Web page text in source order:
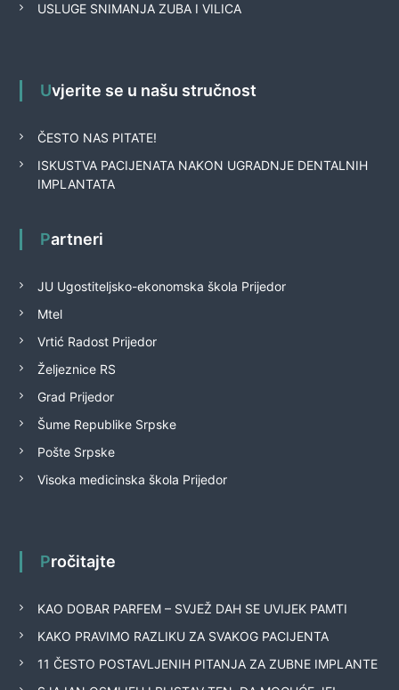
USLUGE SNIMANJA ZUBA I VILICA
Uvjerite se u našu stručnost
ČESTO NAS PITATE!
ISKUSTVA PACIJENATA NAKON UGRADNJE DENTALNIH
IMPLANTATA
Partneri
JU Ugostiteljsko-ekonomska škola Prijedor
Mtel
Vrtić Radost Prijedor
Željeznice RS
Grad Prijedor
Šume Republike Srpske
Pošte Srpske
Visoka medicinska škola Prijedor
Pročitajte
KAO DOBAR PARFEM – SVJEŽ DAH SE UVIJEK PAMTI
KAKO PRAVIMO RAZLIKU ZA SVAKOG PACIJENTA
11 ČESTO POSTAVLJENIH PITANJA ZA ZUBNE IMPLANTE